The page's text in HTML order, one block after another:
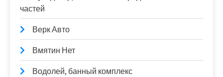
частей
Верк Авто
Вмятин Нет
Водолей, банный комплекс